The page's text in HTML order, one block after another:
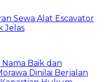
Sewa Alat Escavator
Jelas
Baik dan
Dinilai Berjalan